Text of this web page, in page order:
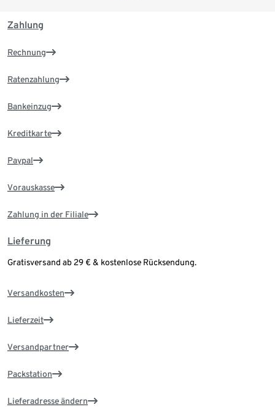
Zahlung
Rechnung
Ratenzahlung
Bankeinzug
Kreditkarte
Paypal
Vorauskasse
Zahlung in der Filiale
Lieferung
Gratisversand ab 29 € & kostenlose Rücksendung.
Versandkosten
Lieferzeit
Versandpartner
Packstation
Lieferadresse ändern